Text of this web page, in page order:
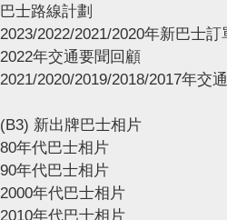
巴士路線計劃
2023/2022/2021/2020年新巴士訂
2022年交通要聞回顧
2021/2020/2019/2018/2017年交
(B3) 新出牌巴士相片
80年代巴士相片
90年代巴士相片
2000年代巴士相片
2010年代巴士相片